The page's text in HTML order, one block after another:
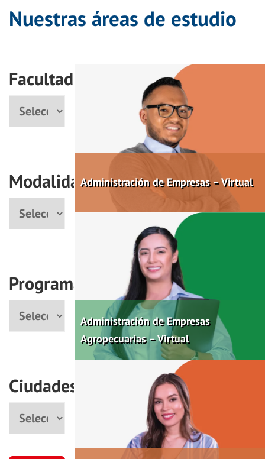
Nuestras áreas de estudio
Facultad
Modalidad
Programas
Ciudades
Administración de Empresas – Virtual
Administración de Empresas
Agropecuarias – Virtual